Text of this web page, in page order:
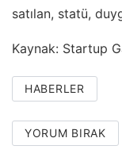
satılan, statü,
Kaynak: Startup
HABERLER
YORUM BIRAK